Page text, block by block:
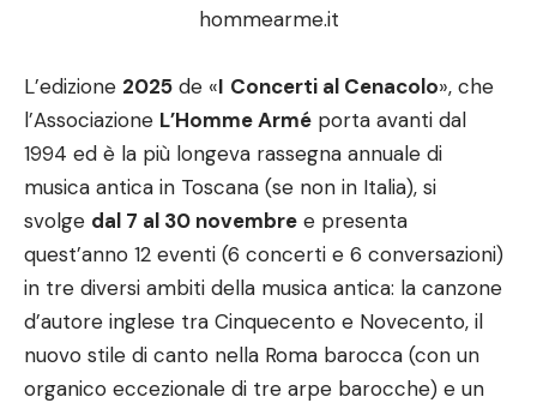
hommearme.it
L’edizione 2025 de «I Concerti al Cenacolo», che
l’Associazione L’Homme Armé porta avanti dal
1994 ed è la più longeva rassegna annuale di
musica antica in Toscana (se non in Italia), si
svolge dal 7 al 30 novembre e presenta
quest’anno 12 eventi (6 concerti e 6 conversazioni)
in tre diversi ambiti della musica antica: la canzone
d’autore inglese tra Cinquecento e Novecento, il
nuovo stile di canto nella Roma barocca (con un
organico eccezionale di tre arpe barocche) e un